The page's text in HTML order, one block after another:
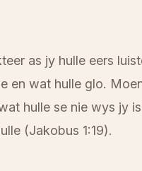
as jy hulle eers
en wat hulle glo.
hulle se nie wys jy is
(Jakobus 1:19).